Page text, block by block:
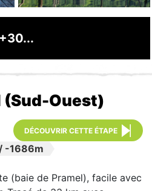
+30...
(Sud-Ouest)
DÉCOUVRIR CETTE ÉTAPE
-1686m
(baie de Pramel), facile avec